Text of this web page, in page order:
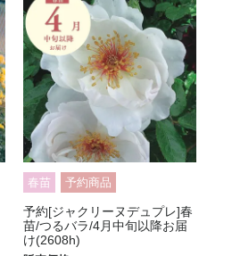
春苗 予約商品
予約[ジャクリーヌデュプレ]春
苗/つるバラ/4月中旬以降お届
け(2608h)